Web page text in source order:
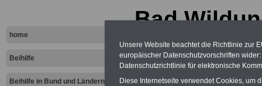
home
Beihilfe
Beihilfe in Bund und Ländern
Bad
Klinik
Parkland-Klinik
Unsere Website beachtet die Richtlinie zur
europäischer Datenschutzvorschriften
Datenschutzrichtlinie für elektronische
Diese Internetseite verwendet Cookies, um